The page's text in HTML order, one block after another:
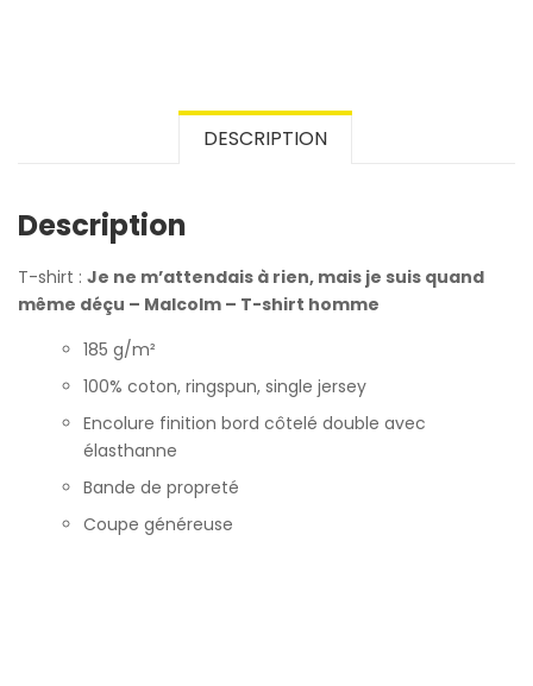
DESCRIPTION
Description
T-shirt : Je ne m’attendais à rien, mais je suis quand
même déçu – Malcolm – T-shirt homme
185 g/m²
100% coton, ringspun, single jersey
Encolure finition bord côtelé double avec
élasthanne
Bande de propreté
Coupe généreuse